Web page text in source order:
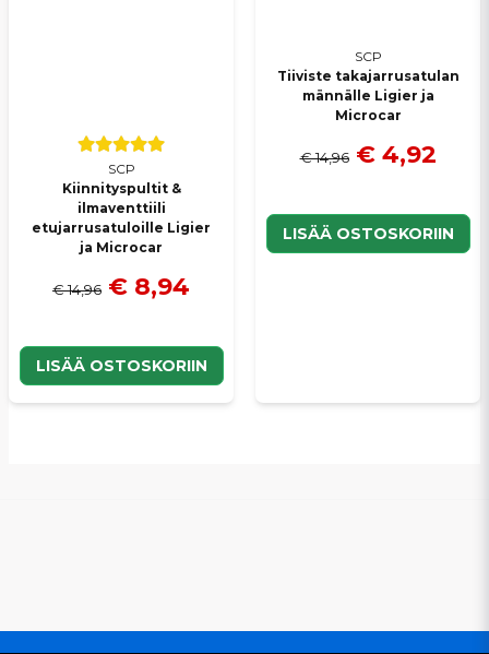
SCP
Kiinnityspultit &
ilmaventtiili
etujarrusatuloille Ligier
ja Microcar
€ 14,96 € 8,94
LISÄÄ OSTOSKORIIN
SCP
Tiiviste takajarrusatulan
männälle Ligier ja
Microcar
€ 14,96 € 4,92
LISÄÄ OSTOSKORIIN